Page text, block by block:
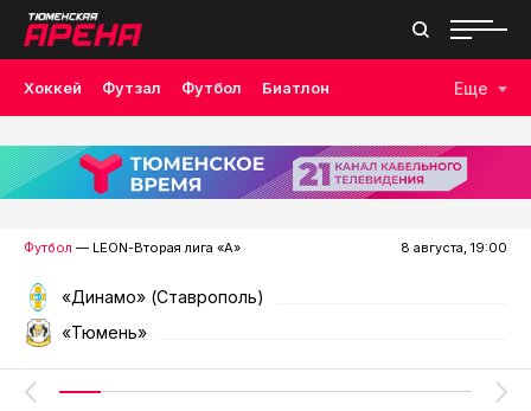
Хоккей Футзал Футбол Биатлон
Лыжные гонки Волейбол Плавание Дзюдо
Скалолазание Велоспорт Бокс
Еще
Футбол — LEON-Вторая лига «А» 8 августа, 19:00
«Динамо» (Ставрополь)
«Тюмень»